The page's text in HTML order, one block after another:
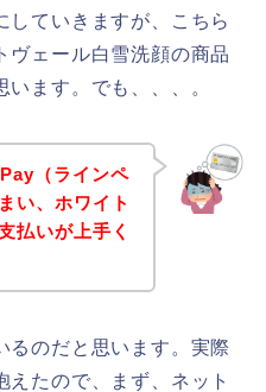
していきますが、こちら
ヴェール白雪洗顔の商品
ます。でも、、、。
（ラインペ
い、ホワイト
払いが上手く
るのだと思います。実際
たので、まず、ネット